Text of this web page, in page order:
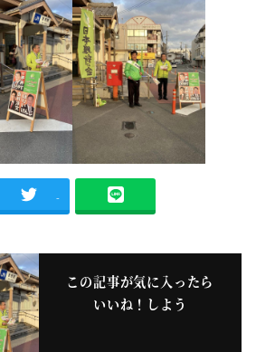
-
この記事が気に入ったら
いいね！しよう